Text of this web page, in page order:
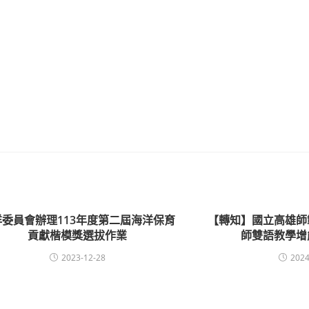
員會辦理113年度第二屆海洋保育
貢獻楷模獎選拔作業
2023-12-28
【轉知】國立高雄
師雙語教學